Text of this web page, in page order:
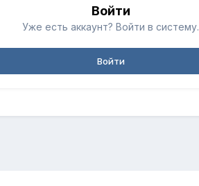
Войти
Уже есть аккаунт? Войти в систему.
Войти